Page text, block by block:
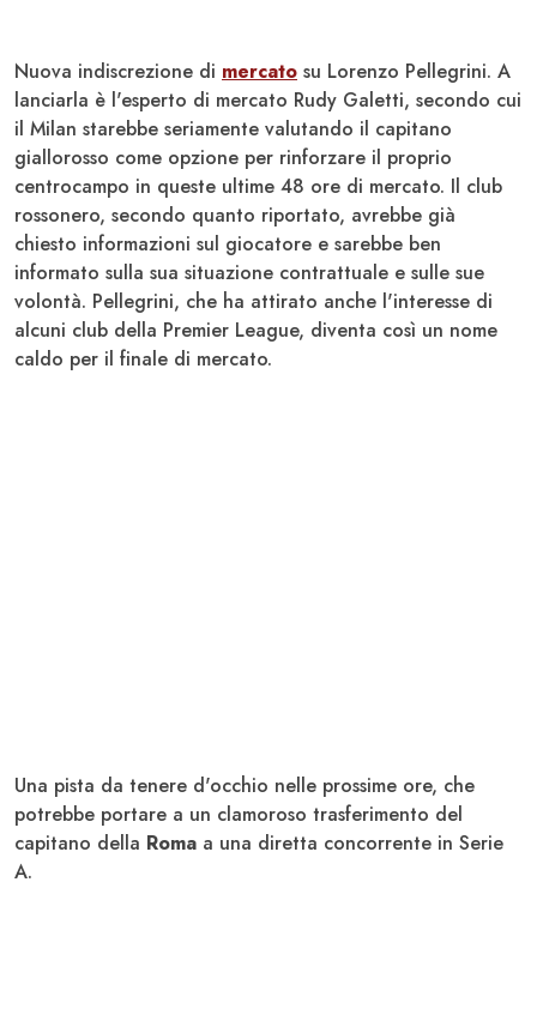
Nuova indiscrezione di mercato su Lorenzo Pellegrini. A
lanciarla è l'esperto di mercato Rudy Galetti, secondo cui
il Milan starebbe seriamente valutando il capitano
giallorosso come opzione per rinforzare il proprio
centrocampo in queste ultime 48 ore di mercato. Il club
rossonero, secondo quanto riportato, avrebbe già
chiesto informazioni sul giocatore e sarebbe ben
informato sulla sua situazione contrattuale e sulle sue
volontà. Pellegrini, che ha attirato anche l'interesse di
alcuni club della Premier League, diventa così un nome
caldo per il finale di mercato.
Una pista da tenere d'occhio nelle prossime ore, che
potrebbe portare a un clamoroso trasferimento del
capitano della Roma a una diretta concorrente in Serie
A.